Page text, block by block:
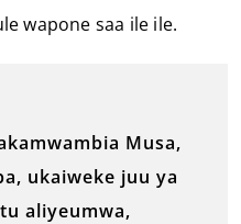
wapone saa ile ile.
akamwambia Musa,
ukaiweke juu ya
aliyeumwa,